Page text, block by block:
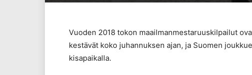
Vuoden 2018 tokon maailmanmestaruuskilpailut
kestävät koko juhannuksen ajan, ja Suomen
kisapaikalla.